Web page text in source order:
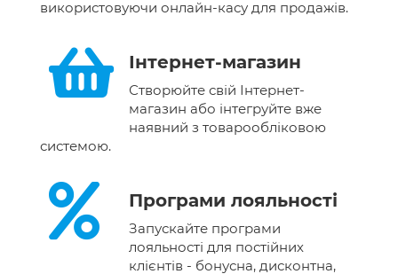
використовуючи онлайн-касу для продажів.
Інтернет-магазин
Створюйте свій Інтернет-
магазин або інтегруйте вже
наявний з товарообліковою
системою.
Програми лояльності
Запускайте програми
лояльності для постійних
клієнтів - бонусна, дисконтна,